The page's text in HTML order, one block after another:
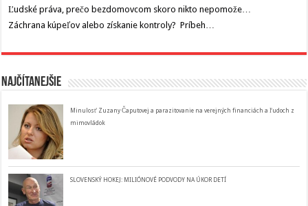
Ľudské práva, prečo bezdomovcom skoro nikto nepomože…
Záchrana kúpeľov alebo získanie kontroly? Príbeh…
Najčítanejšie
Minulosť Zuzany Čaputovej a parazitovanie na verejných financiách a ľudoch z
mimovládok
SLOVENSKÝ HOKEJ: MILIÓNOVÉ PODVODY NA ÚKOR DETÍ